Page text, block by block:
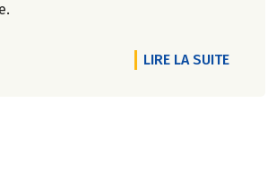
PAIE SA TOURNÉE ! LIRE LA SUITEDE